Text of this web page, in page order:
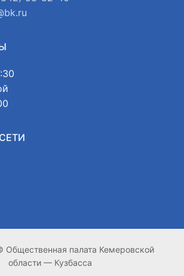
палата Кемеровской
области — Кузбасса